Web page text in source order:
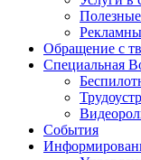
Обращение с
Специальная
События